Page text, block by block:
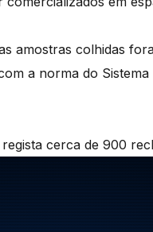
amostras colhidas
a norma do
cerca de 900